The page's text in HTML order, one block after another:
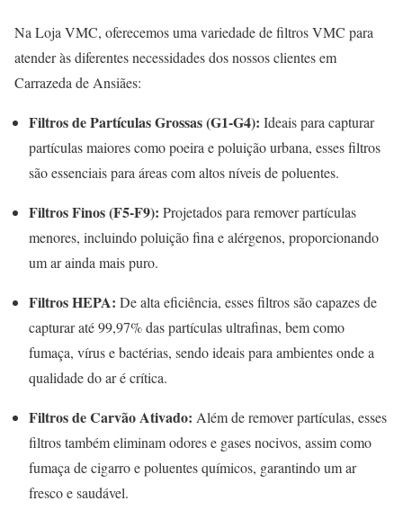
Na Loja VMC, oferecemos uma variedade de filtros VMC para
atender às diferentes necessidades dos nossos clientes em
Carrazeda de Ansiães:
Filtros de Partículas Grossas (G1-G4): Ideais para capturar
partículas maiores como poeira e poluição urbana, esses filtros
são essenciais para áreas com altos níveis de poluentes.
Filtros Finos (F5-F9): Projetados para remover partículas
menores, incluindo poluição fina e alérgenos, proporcionando
um ar ainda mais puro.
Filtros HEPA: De alta eficiência, esses filtros são capazes de
capturar até 99,97% das partículas ultrafinas, bem como
fumaça, vírus e bactérias, sendo ideais para ambientes onde a
qualidade do ar é crítica.
Filtros de Carvão Ativado: Além de remover partículas, esses
filtros também eliminam odores e gases nocivos, assim como
fumaça de cigarro e poluentes químicos, garantindo um ar
fresco e saudável.